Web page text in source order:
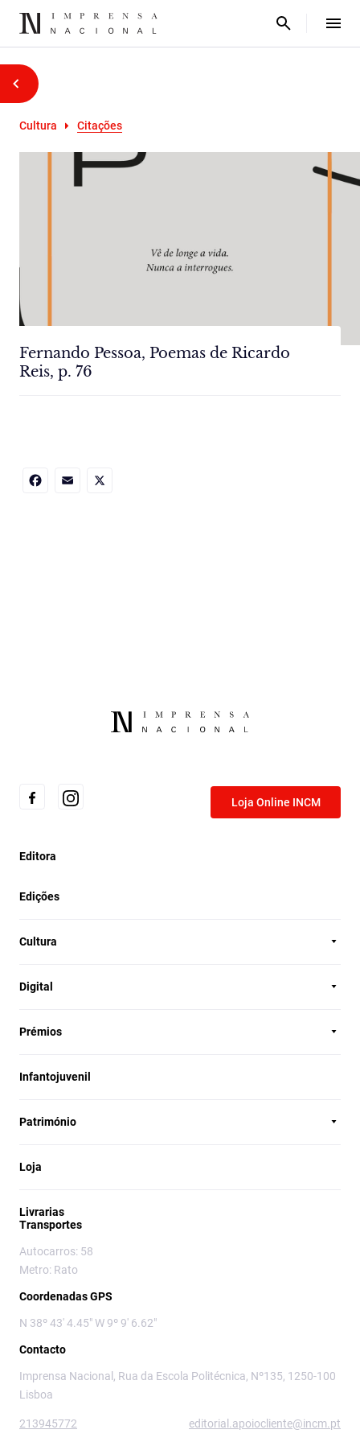
Cultura Citações
Fernando Pessoa, Poemas de Ricardo
Reis, p. 76
Loja Online INCM
Editora
Edições
Cultura
Digital
Prémios
Infantojuvenil
Património
Loja
Livrarias
Transportes
Autocarros: 58
Metro: Rato
Coordenadas GPS
N 38º 43' 4.45" W 9º 9' 6.62"
Contacto
Imprensa Nacional, Rua da Escola Politécnica, Nº135, 1250-100
Lisboa
213945772 editorial.apoiocliente@incm.pt